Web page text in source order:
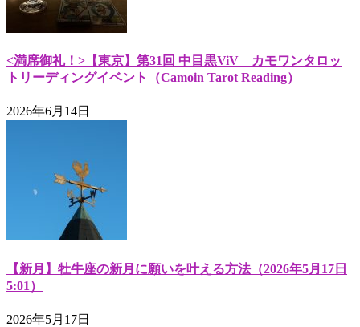
<満席御礼！>【東京】第31回 中目黒ViV カモワンタロッ
トリーディングイベント（Camoin Tarot Reading）
2026年6月14日
【新月】牡牛座の新月に願いを叶える方法（2026年5月17日
5:01）
2026年5月17日